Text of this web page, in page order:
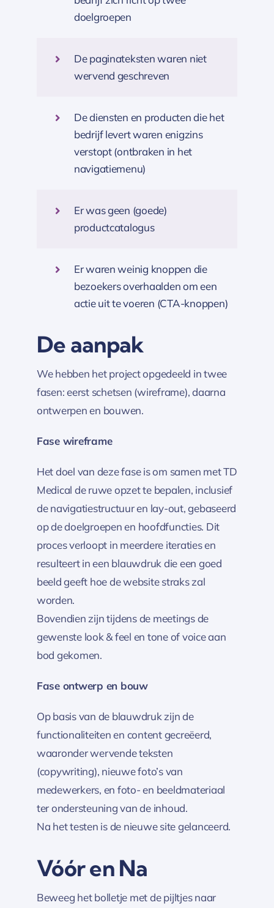
doelgroepen
De paginateksten waren niet
wervend geschreven
De diensten en producten die het
bedrijf levert waren enigzins
verstopt (ontbraken in het
navigatiemenu)
Er was geen (goede)
productcatalogus
Er waren weinig knoppen die
bezoekers overhaalden om een
actie uit te voeren (CTA-knoppen)
De aanpak
We hebben het project opgedeeld in twee
fasen: eerst schetsen (wireframe), daarna
ontwerpen en bouwen.
Fase wireframe
Het doel van deze fase is om samen met TD
Medical de ruwe opzet te bepalen, inclusief
de navigatiestructuur en lay-out, gebaseerd
op de doelgroepen en hoofdfuncties. Dit
proces verloopt in meerdere iteraties en
resulteert in een blauwdruk die een goed
beeld geeft hoe de website straks zal
worden.
Bovendien zijn tijdens de meetings de
gewenste look & feel en tone of voice aan
bod gekomen.
Fase ontwerp en bouw
Op basis van de blauwdruk zijn de
functionaliteiten en content gecreëerd,
waaronder wervende teksten
(copywriting), nieuwe foto’s van
medewerkers, en foto- en beeldmateriaal
ter ondersteuning van de inhoud.
Na het testen is de nieuwe site gelanceerd.
Vóór en Na
Beweeg het bolletje met de pijltjes naar